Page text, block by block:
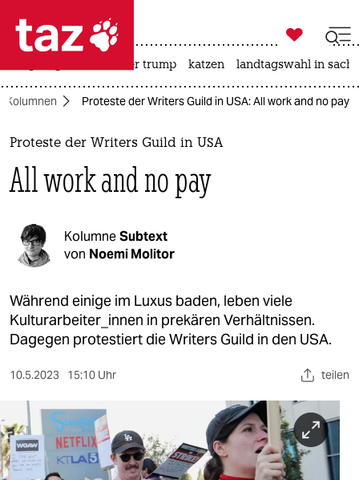
 taz zahl ich
taz zahl ich
themen
politik
gesellschaft
kultur
sport
nord
wahrheit
verlag

taz zahl ich
usa unter trump katzen landtagswahl in
Kolumnen Proteste der Writers Guild in USA: All work and no pay
Proteste der Writers Guild in USA
All work and no pay
KolumneSubtext
von Noemi Molitor
Während einige im Luxus baden, leben viele
Kulturarbeiter_innen in prekären Verhältnissen.
Dagegen protestiert die Writers Guild in den USA.
10.5.2023 15:10 Uhr teilen